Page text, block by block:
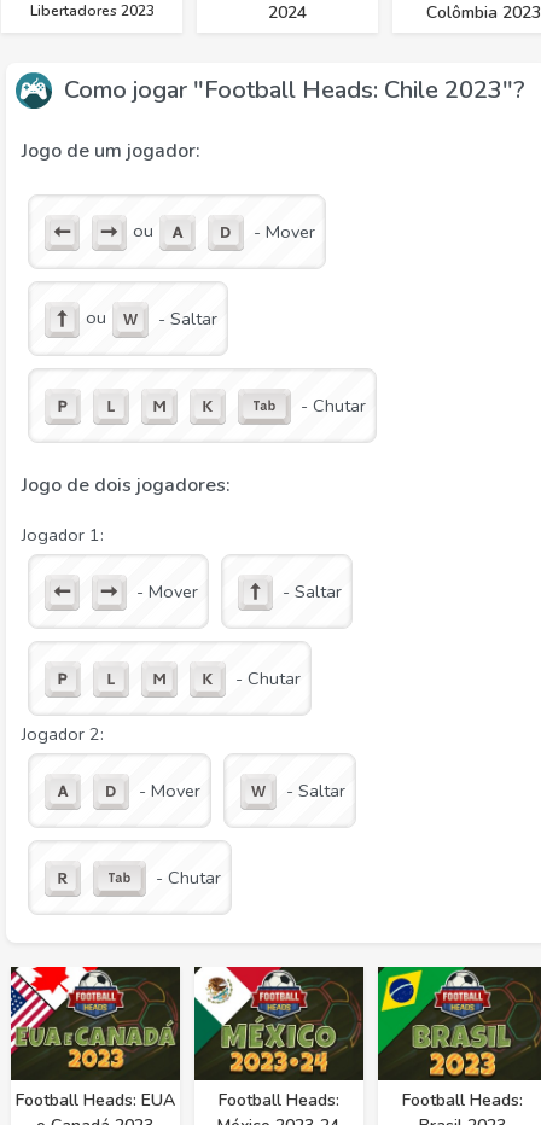
Libertadores 2023
2024
Colômbia 2023
Como jogar "Football Heads: Chile 2023"?
Jogo de um jogador:
ou - Mover
ou - Saltar
- Chutar
Jogo de dois jogadores:
Jogador 1:
- Mover - Saltar
- Chutar
Jogador 2:
- Mover - Saltar
- Chutar
Football Heads: EUA
Football Heads:
Football Heads: